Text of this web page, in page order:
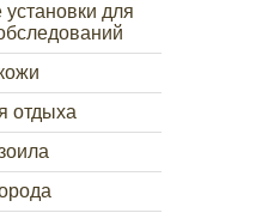
для
отдыха